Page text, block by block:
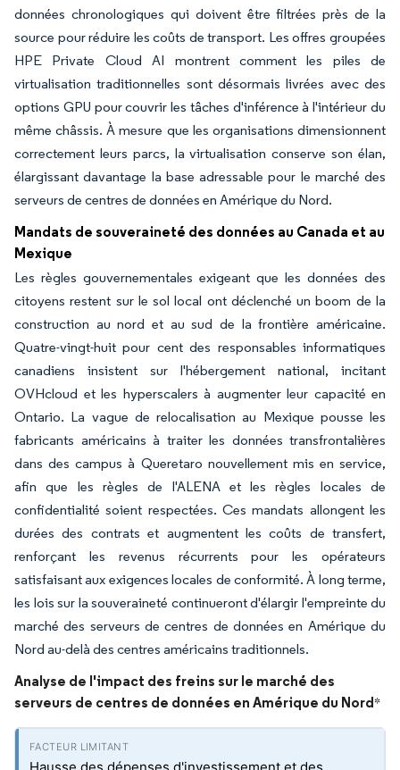
données chronologiques qui doivent être filtrées près de la
source pour réduire les coûts de transport. Les offres groupées
HPE Private Cloud AI montrent comment les piles de
virtualisation traditionnelles sont désormais livrées avec des
options GPU pour couvrir les tâches d'inférence à l'intérieur du
même châssis. À mesure que les organisations dimensionnent
correctement leurs parcs, la virtualisation conserve son élan,
élargissant davantage la base adressable pour le marché des
serveurs de centres de données en Amérique du Nord.
Mandats de souveraineté des données au Canada et au
Mexique
Les règles gouvernementales exigeant que les données des
citoyens restent sur le sol local ont déclenché un boom de la
construction au nord et au sud de la frontière américaine.
Quatre-vingt-huit pour cent des responsables informatiques
canadiens insistent sur l'hébergement national, incitant
OVHcloud et les hyperscalers à augmenter leur capacité en
Ontario. La vague de relocalisation au Mexique pousse les
fabricants américains à traiter les données transfrontalières
dans des campus à Queretaro nouvellement mis en service,
afin que les règles de l'ALENA et les règles locales de
confidentialité soient respectées. Ces mandats allongent les
durées des contrats et augmentent les coûts de transfert,
renforçant les revenus récurrents pour les opérateurs
satisfaisant aux exigences locales de conformité. À long terme,
les lois sur la souveraineté continueront d'élargir l'empreinte du
marché des serveurs de centres de données en Amérique du
Nord au-delà des centres américains traditionnels.
Analyse de l'impact des freins sur le marché des
serveurs de centres de données en Amérique du Nord*